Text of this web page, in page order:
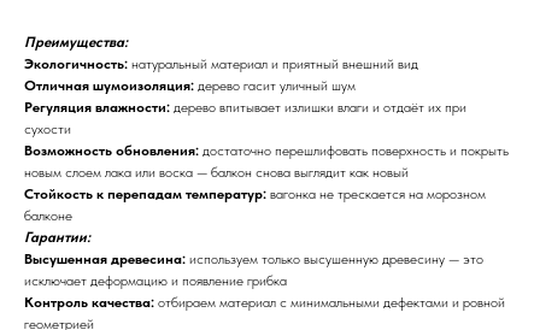
Преимущества:
Экологичность: натуральный материал и приятный внешний вид
Отличная шумоизоляция: дерево гасит уличный шум
Регуляция влажности: дерево впитывает излишки влаги и отдаёт их при
сухости
Возможность обновления: достаточно перешлифовать поверхность и покрыть
новым слоем лака или воска — балкон снова выглядит как новый
Стойкость к перепадам температур: вагонка не трескается на морозном
балконе
Гарантии:
Высушенная древесина: используем только высушенную древесину — это
исключает деформацию и появление грибка
Контроль качества: отбираем материал с минимальными дефектами и ровной
геометрией